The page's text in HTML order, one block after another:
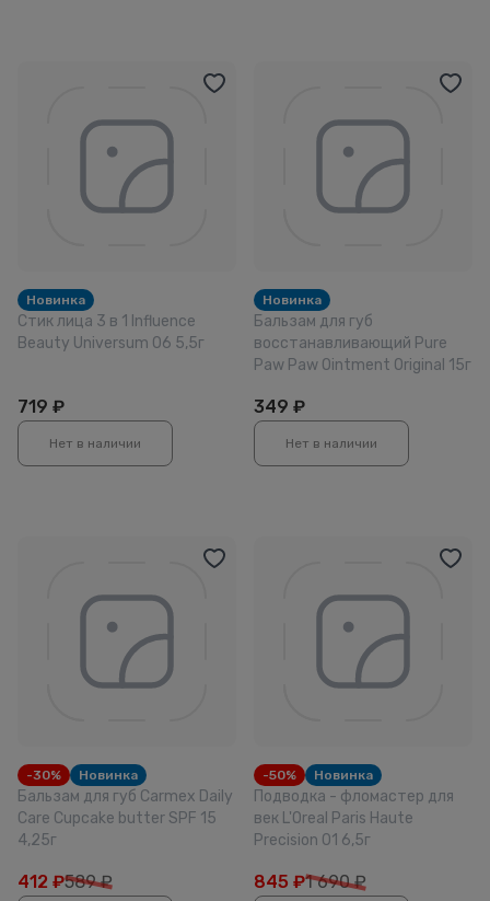
Новинка
Стик лица 3 в 1 Influence
Beauty Universum 06 5,5г
719 ₽
Нет в наличии
Новинка
Бальзам для губ
восстанавливающий Pure
Paw Paw Ointment Original 15г
349 ₽
Нет в наличии
-30% Новинка
Бальзам для губ Carmex Daily
Care Cupcake butter SPF 15
4,25г
412 ₽589 ₽
-50% Новинка
Подводка - фломастер для
век L'Oreal Paris Haute
Precision 01 6,5г
845 ₽1 690 ₽